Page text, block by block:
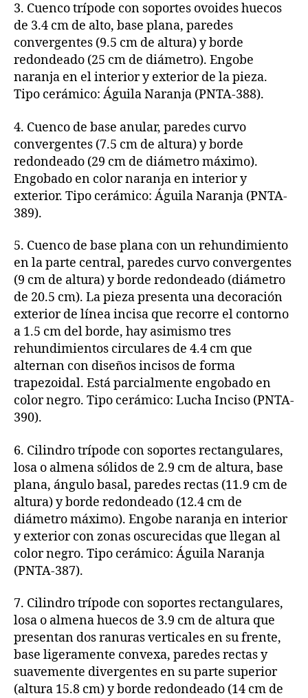
3. Cuenco trípode con soportes ovoides huecos
de 3.4 cm de alto, base plana, paredes
convergentes (9.5 cm de altura) y borde
redondeado (25 cm de diámetro). Engobe
naranja en el interior y exterior de la pieza.
Tipo cerámico: Águila Naranja (PNTA-388).
4. Cuenco de base anular, paredes curvo
convergentes (7.5 cm de altura) y borde
redondeado (29 cm de diámetro máximo).
Engobado en color naranja en interior y
exterior. Tipo cerámico: Águila Naranja (PNTA-
389).
5. Cuenco de base plana con un rehundimiento
en la parte central, paredes curvo convergentes
(9 cm de altura) y borde redondeado (diámetro
de 20.5 cm). La pieza presenta una decoración
exterior de línea incisa que recorre el contorno
a 1.5 cm del borde, hay asimismo tres
rehundimientos circulares de 4.4 cm que
alternan con diseños incisos de forma
trapezoidal. Está parcialmente engobado en
color negro. Tipo cerámico: Lucha Inciso (PNTA-
390).
6. Cilindro trípode con soportes rectangulares,
losa o almena sólidos de 2.9 cm de altura, base
plana, ángulo basal, paredes rectas (11.9 cm de
altura) y borde redondeado (12.4 cm de
diámetro máximo). Engobe naranja en interior
y exterior con zonas oscurecidas que llegan al
color negro. Tipo cerámico: Águila Naranja
(PNTA-387).
7. Cilindro trípode con soportes rectangulares,
losa o almena huecos de 3.9 cm de altura que
presentan dos ranuras verticales en su frente,
base ligeramente convexa, paredes rectas y
suavemente divergentes en su parte superior
(altura 15.8 cm) y borde redondeado (14 cm de